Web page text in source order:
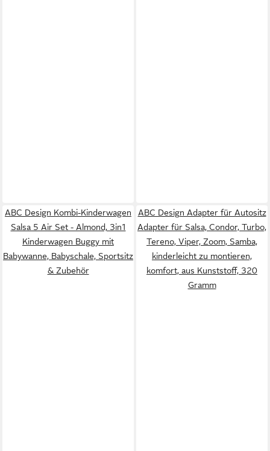
ABC Design Kombi-Kinderwagen
Salsa 5 Air Set - Almond, 3in1
Kinderwagen Buggy mit
Babywanne, Babyschale, Sportsitz
& Zubehör
ABC Design Adapter für Autositz
Adapter für Salsa, Condor, Turbo,
Tereno, Viper, Zoom, Samba,
kinderleicht zu montieren,
komfort, aus Kunststoff, ‎320
Gramm